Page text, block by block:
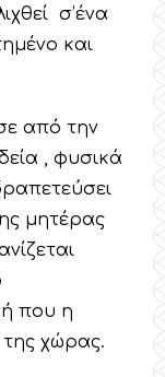
σ’ένα
και
από την
, φυσικά
μητέρας
που η
χώρας.